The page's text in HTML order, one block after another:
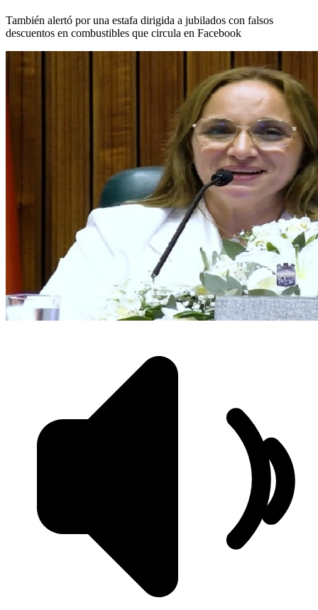
También alertó por una estafa dirigida a jubilados con falsos
descuentos en combustibles que circula en Facebook